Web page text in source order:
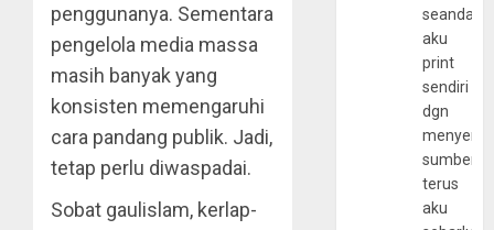
penggunanya. Sementara
pengelola media massa
masih banyak yang
konsisten memengaruhi
cara pandang publik. Jadi,
tetap perlu diwaspadai.
Sobat gaulislam, kerlap-
aku
print
sendiri
dgn
sumber
terus
aku